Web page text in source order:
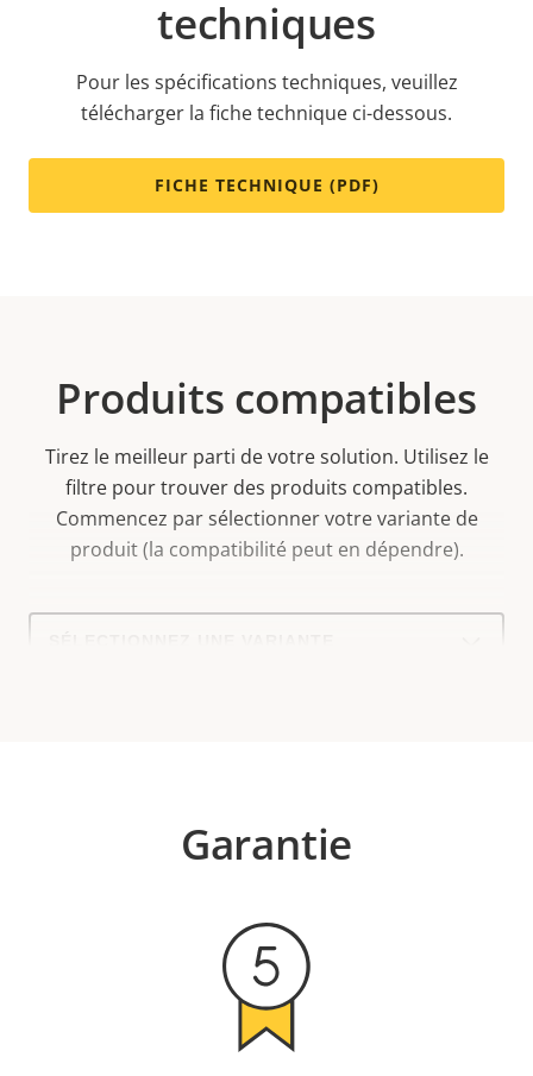
techniques
Pour les spécifications techniques, veuillez
télécharger la fiche technique ci-dessous.
FICHE TECHNIQUE (PDF)
Produits compatibles
Tirez le meilleur parti de votre solution. Utilisez le
filtre pour trouver des produits compatibles.
Commencez par sélectionner votre variante de
produit (la compatibilité peut en dépendre).
Select
Garantie